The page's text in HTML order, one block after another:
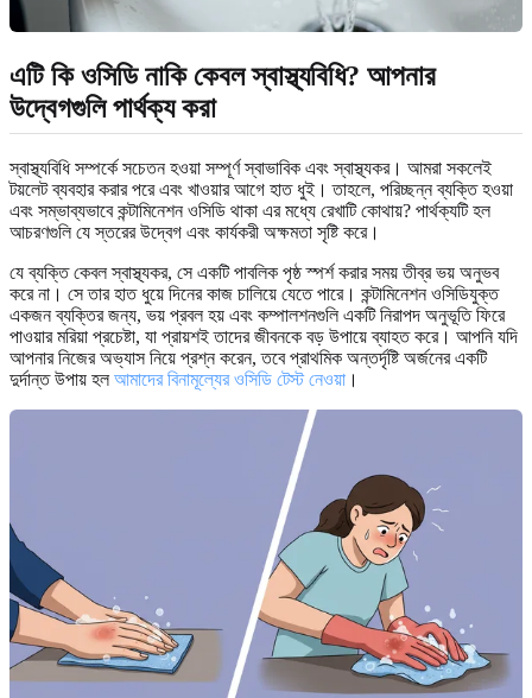
এটি কিওসিডি নাকি কেবল স্বাস্থ্যবিধি? আপনার
উদ্বেগগুলি পার্থক্য করা
স্বাস্থ্যবিধি সম্পর্কে সচেতন হওয়া সম্পূর্ণ স্বাভাবিক এবং স্বাস্থ্যকর। আমরা সকলেই
টয়লেট ব্যবহার করার পরে এবং খাওয়ার আগে হাত ধুই। তাহলে, পরিচ্ছন্ন ব্যক্তি হওয়া
এবং সম্ভাব্যভাবে কন্টামিনেশন ওসিডি থাকা এর মধ্যে রেখাটি কোথায়? পার্থক্যটি হল
আচরণগুলি যে স্তরের উদ্বেগ এবং কার্যকরী অক্ষমতা সৃষ্টি করে।
যে ব্যক্তি কেবল স্বাস্থ্যকর, সে একটি পাবলিক পৃষ্ঠ স্পর্শ করার সময় তীব্র ভয় অনুভব
করে না। সে তার হাত ধুয়ে দিনের কাজ চালিয়ে যেতে পারে। কন্টামিনেশন ওসিডিযুক্ত
একজন ব্যক্তির জন্য, ভয় প্রবল হয় এবং কম্পালশনগুলি একটি নিরাপদ অনুভূতি ফিরে
পাওয়ার মরিয়া প্রচেষ্টা, যা প্রায়শই তাদের জীবনকে বড় উপায়ে ব্যাহত করে। আপনি যদি
আপনার নিজের অভ্যাস নিয়ে প্রশ্ন করেন, তবে প্রাথমিক অন্তর্দৃষ্টি অর্জনের একটি
দুর্দান্ত উপায় হলআমাদের বিনামূল্যের ওসিডি টেস্ট নেওয়া ।